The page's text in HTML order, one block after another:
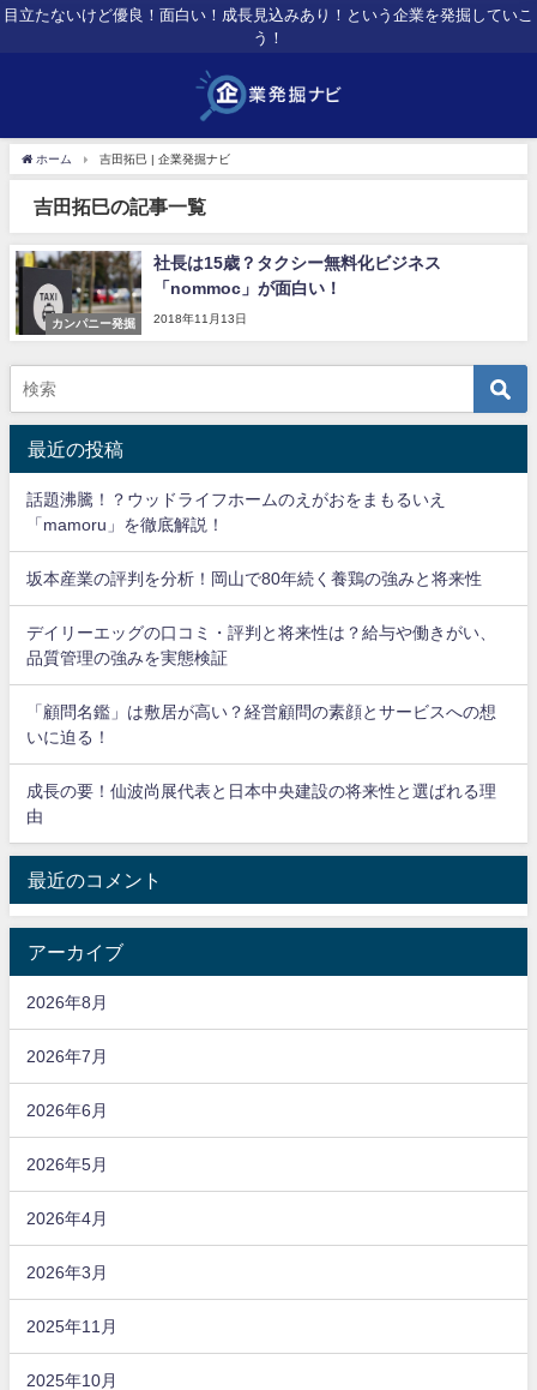
目立たないけど優良！面白い！成長見込みあり！という企業を発掘していこ
う！
ホーム 吉田拓巳 | 企業発掘ナビ
吉田拓巳の記事一覧
カンパニー発掘
社長は15歳？タクシー無料化ビジネス
「nommoc」が面白い！
2018年11月13日
最近の投稿
話題沸騰！？ウッドライフホームのえがおをまもるいえ
「mamoru」を徹底解説！
坂本産業の評判を分析！岡山で80年続く養鶏の強みと将来性
デイリーエッグの口コミ・評判と将来性は？給与や働きがい、
品質管理の強みを実態検証
「顧問名鑑」は敷居が高い？経営顧問の素顔とサービスへの想
いに迫る！
成長の要！仙波尚展代表と日本中央建設の将来性と選ばれる理
由
最近のコメント
アーカイブ
2026年8月
2026年7月
2026年6月
2026年5月
2026年4月
2026年3月
2025年11月
2025年10月